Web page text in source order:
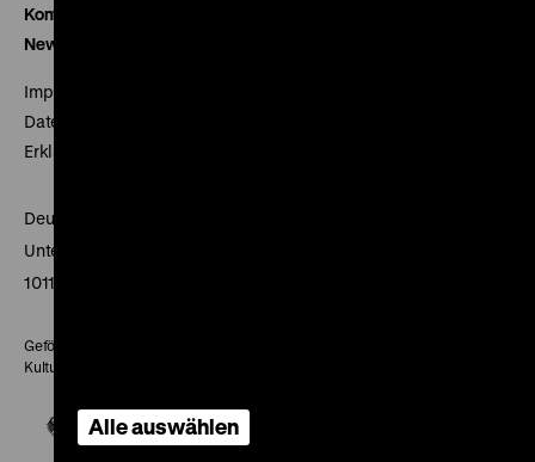
Kontakt
Newsletter
Impressum
Datenschutz
Erklärung digitale Barrierefreiheit
Deutsches Historisches Museum
Unter den Linden 2
10117 Berlin
Gefördert mit Mitteln des Beauftragten der Bundesregierung für
Kultur und Medien
Alle auswählen